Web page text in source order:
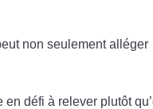
non seulement alléger
défi à relever plutôt